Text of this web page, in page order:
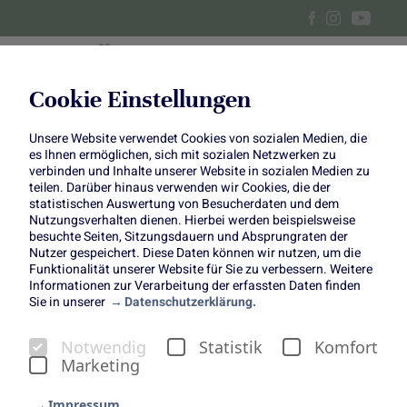
Cookie Einstellungen
Unsere Website verwendet Cookies von sozialen Medien, die
es Ihnen ermöglichen, sich mit sozialen Netzwerken zu
verbinden und Inhalte unserer Website in sozialen Medien zu
teilen. Darüber hinaus verwenden wir Cookies, die der
statistischen Auswertung von Besucherdaten und dem
Nutzungsverhalten dienen. Hierbei werden beispielsweise
besuchte Seiten, Sitzungsdauern und Absprungraten der
Nutzer gespeichert. Diese Daten können wir nutzen, um die
Funktionalität unserer Website für Sie zu verbessern. Weitere
Informationen zur Verarbeitung der erfassten Daten finden
Sie in unserer
Datenschutzerklärung.
Notwendig Statistik
Komfort
Marketing
Balkon-Makeover leicht
gemacht: Verwandelt euren
Balkon in eine grüne
Wohlfühloase
Gerade im städtischen Alltag werden Außenbereiche
immer mehr zu wertvollen Rückzugsorten. Ein Balkon